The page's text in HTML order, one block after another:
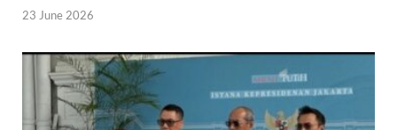
23 June 2026